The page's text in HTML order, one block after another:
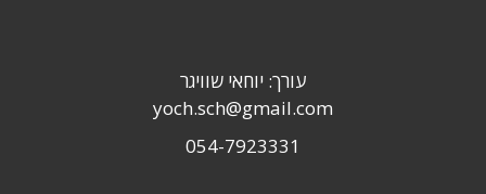
עורך: יוחאי שוויגר
yoch.sch@gmail.com
054-7923331